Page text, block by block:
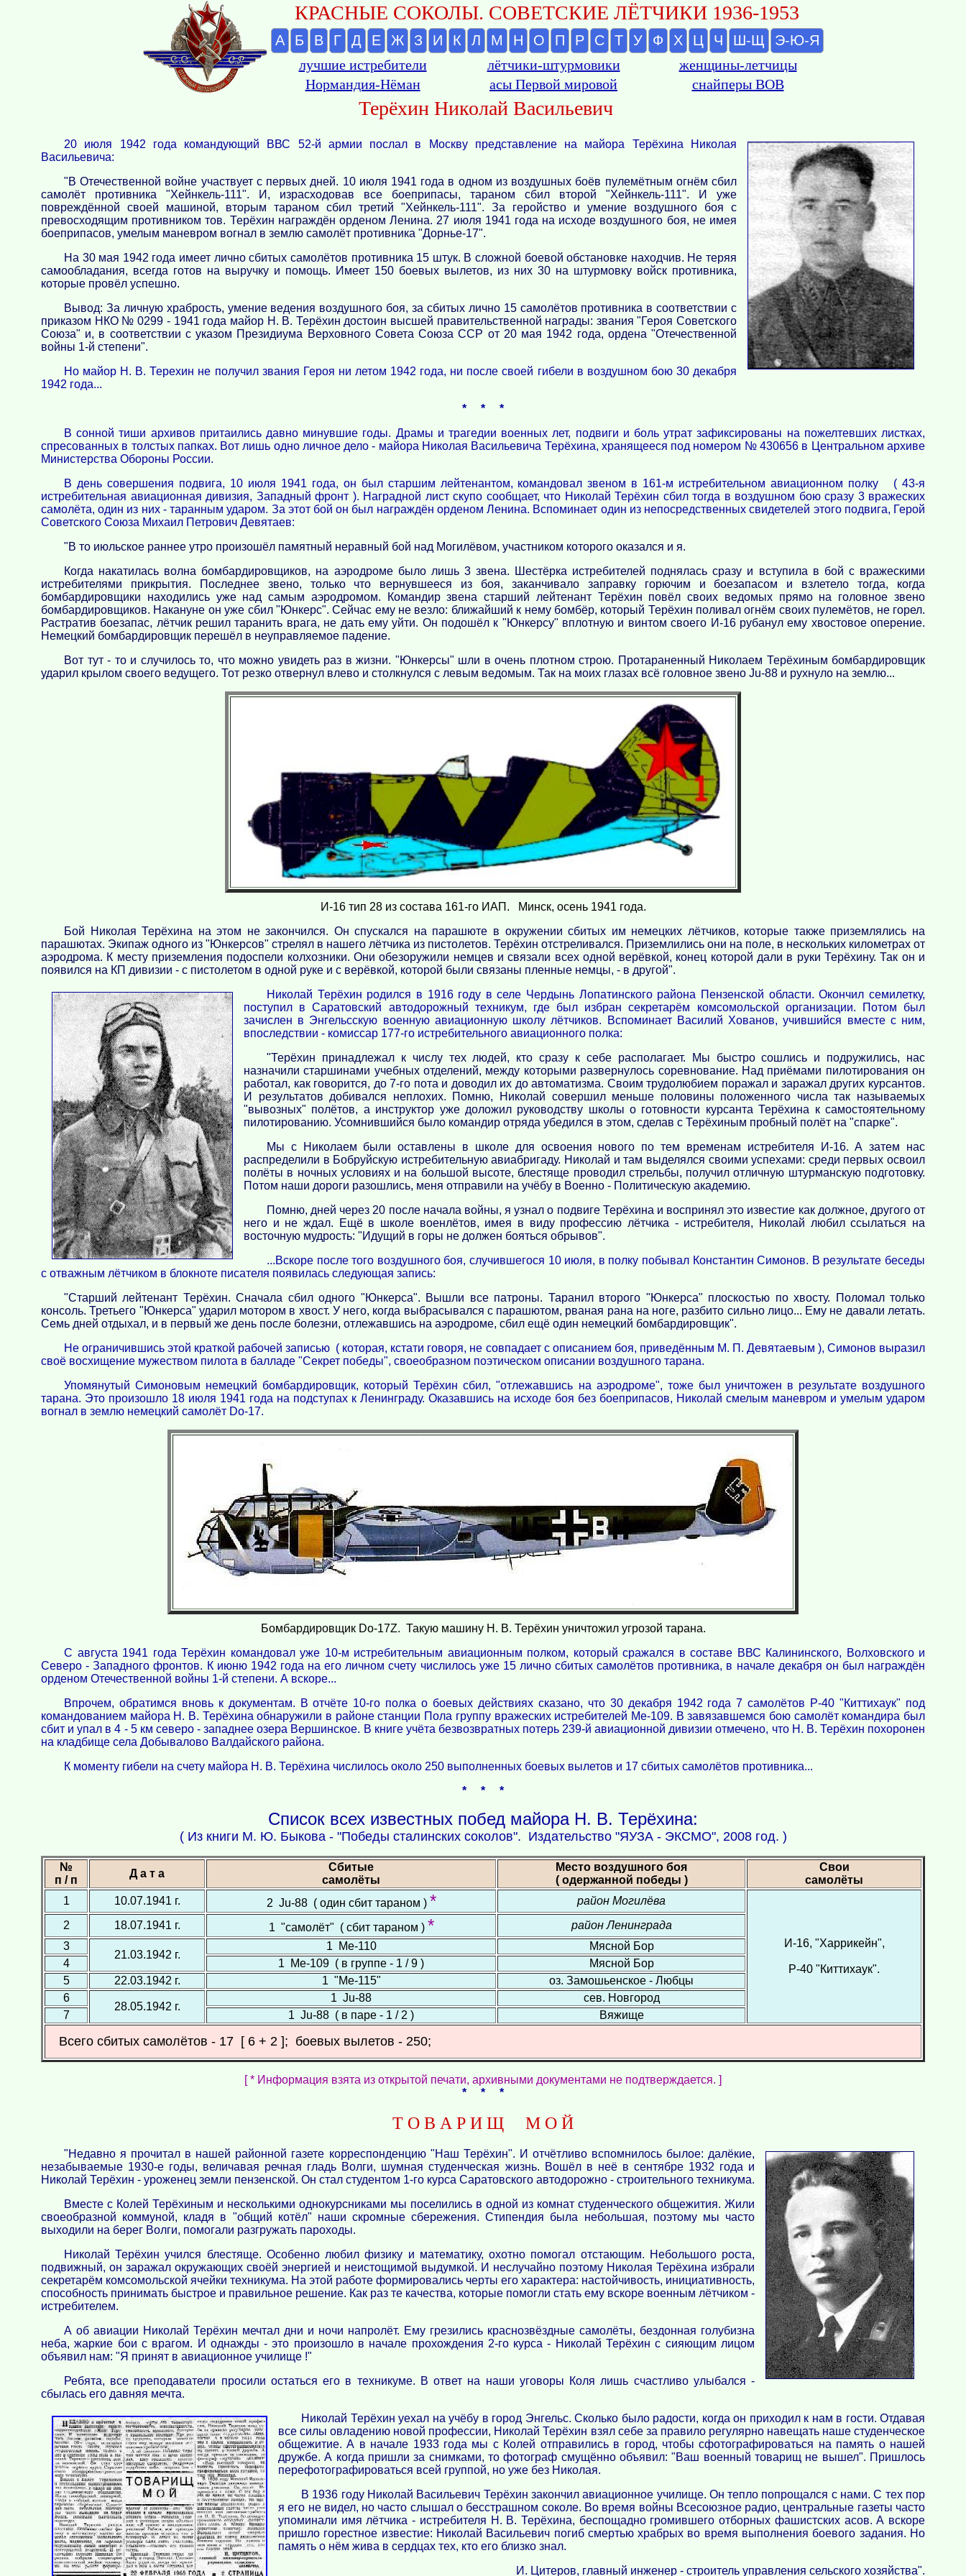
КРАСНЫЕ СОКОЛЫ. СОВЕТСКИЕ ЛЁТЧИКИ 1936-1953
А Б В Г Д Е Ж З И К Л М Н О П Р С Т У Ф Х Ц Ч Ш-Щ
Э-Ю-Я
лучшие истребители
лётчики-штурмовики
женщины-летчицы
Нормандия-Нёман
асы Первой мировой снайперы ВОВ
Терёхин Николай Васильевич
20 июля 1942 года командующий ВВС 52-й армии послал в Москву представление на майора Терёхина Николая
Васильевича:
"В Отечественной войне участвует с первых дней. 10 июля 1941 года в одном из воздушных боёв пулемётным огнём сбил
самолёт противника "Хейнкель-111". И, израсходовав все боеприпасы, тараном сбил второй "Хейнкель-111". И уже
повреждённой своей машиной, вторым тараном сбил третий "Хейнкель-111". За геройство и умение воздушного боя с
превосходящим противником тов. Терёхин награждён орденом Ленина. 27 июля 1941 года на исходе воздушного боя, не имея
боеприпасов, умелым маневром вогнал в землю самолёт противника "Дорнье-17".
На 30 мая 1942 года имеет лично сбитых самолётов противника 15 штук. В сложной боевой обстановке находчив. Не теряя
самообладания, всегда готов на выручку и помощь. Имеет 150 боевых вылетов, из них 30 на штурмовку войск противника,
которые провёл успешно.
Вывод: За личную храбрость, умение ведения воздушного боя, за сбитых лично 15 самолётов противника в соответствии с
приказом НКО № 0299 - 1941 года майор Н. В. Терёхин достоин высшей правительственной награды: звания "Героя Советского
Союза" и, в соответствии с указом Президиума Верховного Совета Союза ССР от 20 мая 1942 года, ордена "Отечественной
войны 1-й степени".
Но майор Н. В. Терехин не получил звания Героя ни летом 1942 года, ни после своей гибели в воздушном бою 30 декабря
1942 года...
* * *
В сонной тиши архивов притаились давно минувшие годы. Драмы и трагедии военных лет, подвиги и боль утрат зафиксированы на пожелтевших листках,
спресованных в толстых папках. Вот лишь одно личное дело - майора Николая Васильевича Терёхина, хранящееся под номером № 430656 в Центральном архиве
Министерства Обороны России.
В день совершения подвига, 10 июля 1941 года, он был старшим лейтенантом, командовал звеном в 161-м истребительном авиационном полку ( 43-я
истребительная авиационная дивизия, Западный фронт ). Наградной лист скупо сообщает, что Николай Терёхин сбил тогда в воздушном бою сразу 3 вражеских
самолёта, один из них - таранным ударом. За этот бой он был награждён орденом Ленина. Вспоминает один из непосредственных свидетелей этого подвига, Герой
Советского Союза Михаил Петрович Девятаев:
"В то июльское раннее утро произошёл памятный неравный бой над Могилёвом, участником которого оказался и я.
Когда накатилась волна бомбардировщиков, на аэродроме было лишь 3 звена. Шестёрка истребителей поднялась сразу и вступила в бой с вражескими
истребителями прикрытия. Последнее звено, только что вернувшееся из боя, заканчивало заправку горючим и боезапасом и взлетело тогда, когда
бомбардировщики находились уже над самым аэродромом. Командир звена старший лейтенант Терёхин повёл своих ведомых прямо на головное звено
бомбардировщиков. Накануне он уже сбил "Юнкерс". Сейчас ему не везло: ближайший к нему бомбёр, который Терёхин поливал огнём своих пулемётов, не горел.
Растратив боезапас, лётчик решил таранить врага, не дать ему уйти. Он подошёл к "Юнкерсу" вплотную и винтом своего И-16 рубанул ему хвостовое оперение.
Немецкий бомбардировщик перешёл в неуправляемое падение.
Вот тут - то и случилось то, что можно увидеть раз в жизни. "Юнкерсы" шли в очень плотном строю. Протараненный Николаем Терёхиным бомбардировщик
ударил крылом своего ведущего. Тот резко отвернул влево и столкнулся с левым ведомым. Так на моих глазах всё головное звено Ju-88 и рухнуло на землю...
И-16 тип 28 из состава 161-го ИАП. Минск, осень 1941 года.
Бой Николая Терёхина на этом не закончился. Он спускался на парашюте в окружении сбитых им немецких лётчиков, которые также приземлялись на
парашютах. Экипаж одного из "Юнкерсов" стрелял в нашего лётчика из пистолетов. Терёхин отстреливался. Приземлились они на поле, в нескольких километрах от
аэродрома. К месту приземления подоспели колхозники. Они обезоружили немцев и связали всех одной верёвкой, конец которой дали в руки Терёхину. Так он и
появился на КП дивизии - с пистолетом в одной руке и с верёвкой, которой были связаны пленные немцы, - в другой".
Николай Терёхин родился в 1916 году в селе Чердынь Лопатинского района Пензенской области. Окончил семилетку,
поступил в Саратовский автодорожный техникум, где был избран секретарём комсомольской организации. Потом был
зачислен в Энгельсскую военную авиационную школу лётчиков. Вспоминает Василий Хованов, учившийся вместе с ним,
впоследствии - комиссар 177-го истребительного авиационного полка:
"Терёхин принадлежал к числу тех людей, кто сразу к себе располагает. Мы быстро сошлись и подружились, нас
назначили старшинами учебных отделений, между которыми развернулось соревнование. Над приёмами пилотирования он
работал, как говорится, до 7-го пота и доводил их до автоматизма. Своим трудолюбием поражал и заражал других курсантов.
И результатов добивался неплохих. Помню, Николай совершил меньше половины положенного числа так называемых
"вывозных" полётов, а инструктор уже доложил руководству школы о готовности курсанта Терёхина к самостоятельному
пилотированию. Усомнившийся было командир отряда убедился в этом, сделав с Терёхиным пробный полёт на "спарке".
Мы с Николаем были оставлены в школе для освоения нового по тем временам истребителя И-16. А затем нас
распределили в Бобруйскую истребительную авиабригаду. Николай и там выделялся своими успехами: среди первых освоил
полёты в ночных условиях и на большой высоте, блестяще проводил стрельбы, получил отличную штурманскую подготовку.
Потом наши дороги разошлись, меня отправили на учёбу в Военно - Политическую академию.
Помню, дней через 20 после начала войны, я узнал о подвиге Терёхина и воспринял это известие как должное, другого от
него и не ждал. Ещё в школе военлётов, имея в виду профессию лётчика - истребителя, Николай любил ссылаться на
восточную мудрость: "Идущий в горы не должен бояться обрывов".
...Вскоре после того воздушного боя, случившегося 10 июля, в полку побывал Константин Симонов. В результате беседы
с отважным лётчиком в блокноте писателя появилась следующая запись:
"Старший лейтенант Терёхин. Сначала сбил одного "Юнкерса". Вышли все патроны. Таранил второго "Юнкерса" плоскостью по хвосту. Поломал только
консоль. Третьего "Юнкерса" ударил мотором в хвост. У него, когда выбрасывался с парашютом, рваная рана на ноге, разбито сильно лицо... Ему не давали летать.
Семь дней отдыхал, и в первый же день после болезни, отлежавшись на аэродроме, сбил ещё один немецкий бомбардировщик".
Не ограничившись этой краткой рабочей записью ( которая, кстати говоря, не совпадает с описанием боя, приведённым М. П. Девятаевым ), Симонов выразил
своё восхищение мужеством пилота в балладе "Секрет победы", своеобразном поэтическом описании воздушного тарана.
Упомянутый Симоновым немецкий бомбардировщик, который Терёхин сбил, "отлежавшись на аэродроме", тоже был уничтожен в результате воздушного
тарана. Это произошло 18 июля 1941 года на подступах к Ленинграду. Оказавшись на исходе боя без боеприпасов, Николай смелым маневром и умелым ударом
вогнал в землю немецкий самолёт Do-17.
Бомбардировщик Do-17Z. Такую машину Н. В. Терёхин уничтожил угрозой тарана.
С августа 1941 года Терёхин командовал уже 10-м истребительным авиационным полком, который сражался в составе ВВС Калининского, Волховского и
Северо - Западного фронтов. К июню 1942 года на его личном счету числилось уже 15 лично сбитых самолётов противника, в начале декабря он был награждён
орденом Отечественной войны 1-й степени. А вскоре...
Впрочем, обратимся вновь к документам. В отчёте 10-го полка о боевых действиях сказано, что 30 декабря 1942 года 7 самолётов Р-40 "Киттихаук" под
командованием майора Н. В. Терёхина обнаружили в районе станции Пола группу вражеских истребителей Ме-109. В завязавшемся бою самолёт командира был
сбит и упал в 4 - 5 км северо - западнее озера Вершинское. В книге учёта безвозвратных потерь 239-й авиационной дивизии отмечено, что Н. В. Терёхин похоронен
на кладбище села Добывалово Валдайского района.
К моменту гибели на счету майора Н. В. Терёхина числилось около 250 выполненных боевых вылетов и 17 сбитых самолётов противника...
* * *
Список всех известных побед майора Н. В. Терёхина:
( Из книги М. Ю. Быкова - "Победы сталинских соколов". Издательство "ЯУЗА - ЭКСМО", 2008 год. )
№
п / п
Д а т а
Сбитые
самолёты
Место воздушного боя
( одержанной победы )
Свои
самолёты
1
10.07.1941 г. 2 Ju-88 ( один сбит тараном ) * район Могилёва
И-16, "Харрикейн",
Р-40 "Киттихаук".
2 18.07.1941 г. 1 "самолёт" ( сбит тараном ) *
район Ленинграда
3
21.03.1942 г.
1 Ме-110
Мясной Бор
4
1 Ме-109 ( в группе - 1 / 9 )
Мясной Бор
5
22.03.1942 г. 1 "Ме-115"
оз. Замошьенское - Любцы
6
28.05.1942 г.
1 Ju-88
сев. Новгород
7
1 Ju-88 ( в паре - 1 / 2 ) Вяжище
Всего сбитых самолётов - 17 [ 6 + 2 ]; боевых вылетов - 250;
[ * Информация взята из открытой печати, архивными документами не подтверждается. ]
* * *
Т О В А Р И Щ М О Й
"Недавно я прочитал в нашей районной газете корреспонденцию "Наш Терёхин". И отчётливо вспомнилось былое: далёкие,
незабываемые 1930-е годы, величавая речная гладь Волги, шумная студенческая жизнь. Вошёл в неё в сентябре 1932 года и
Николай Терёхин - уроженец земли пензенской. Он стал студентом 1-го курса Саратовского автодорожно - строительного техникума.
Вместе с Колей Терёхиным и несколькими однокурсниками мы поселились в одной из комнат студенческого общежития. Жили
своеобразной коммуной, кладя в "общий котёл" наши скромные сбережения. Стипендия была небольшая, поэтому мы часто
выходили на берег Волги, помогали разгружать пароходы.
Николай Терёхин учился блестяще. Особенно любил физику и математику, охотно помогал отстающим. Небольшого роста,
подвижный, он заражал окружающих своёй энергией и неистощимой выдумкой. И неслучайно поэтому Николая Терёхина избрали
секретарём комсомольской ячейки техникума. На этой работе формировались черты его характера: настойчивость, инициативность,
способность принимать быстрое и правильное решение. Как раз те качества, которые помогли стать ему вскоре военным лётчиком -
истребителем.
А об авиации Николай Терёхин мечтал дни и ночи напролёт. Ему грезились краснозвёздные самолёты, бездонная голубизна
неба, жаркие бои с врагом. И однажды - это произошло в начале прохождения 2-го курса - Николай Терёхин с сияющим лицом
объявил нам: "Я принят в авиационное училище !"
Ребята, все преподаватели просили остаться его в техникуме. В ответ на наши уговоры Коля лишь счастливо улыбался -
сбылась его давняя мечта.
Николай Терёхин уехал на учёбу в город Энгельс. Сколько было радости, когда он приходил к нам в гости. Отдавая
все силы овладению новой профессии, Николай Терёхин взял себе за правило регулярно навещать наше студенческое
общежитие. А в начале 1933 года мы с Колей отправились в город, чтобы сфотографироваться на память о нашей
дружбе. А когда пришли за снимками, то фотограф смущённо объявил: "Ваш военный товарищ не вышел". Пришлось
перефотографироваться всей группой, но уже без Николая.
В 1936 году Николай Васильевич Терёхин закончил авиационное училище. Он тепло попрощался с нами. С тех пор
я его не видел, но часто слышал о бесстрашном соколе. Во время войны Всесоюзное радио, центральные газеты часто
упоминали имя лётчика - истребителя Н. В. Терёхина, беспощадно громившего отборных фашистских асов. А вскоре
пришло горестное известие: Николай Васильевич погиб смертью храбрых во время выполнения боевого задания. Но
память о нём жива в сердцах тех, кто его близко знал.
И. Цитеров, главный инженер - строитель управления сельского хозяйства".